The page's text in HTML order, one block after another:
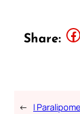
Share: Share this article on Facebook
← I